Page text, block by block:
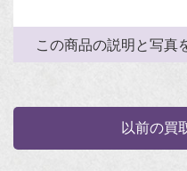
この商品の説明と写真
以前の買